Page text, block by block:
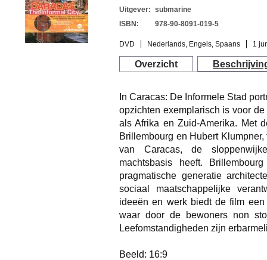
Uitgever: submarine
ISBN:
978-90-8091-019-5
DVD Nederlands, Engels, Spaans 1
Overzicht
In Caracas: De Informele Stad
opzichten exemplarisch is voor
als Afrika en Zuid-Amerika. Met
Brillembourg en Hubert
van Caracas, de
machtsbasis heeft.
pragmatische generatie
sociaal maatschappelijke
ideeën en werk biedt de film
waar door de bewoners non
Leefomstandigheden zijn
Beeld: 16:9